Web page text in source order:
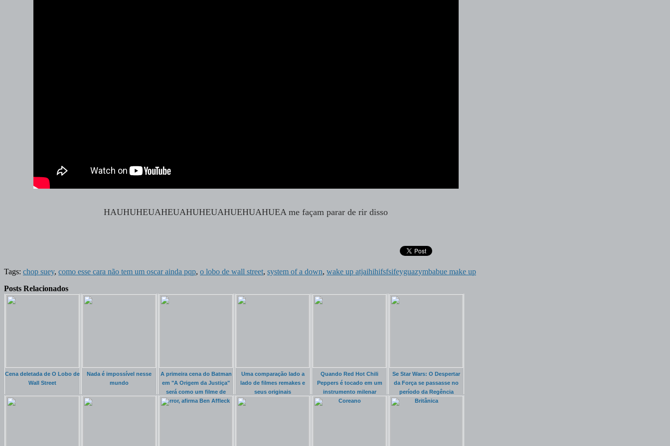
HAUHUHEUAHEUAHUHEUAHUEHUAHUEA me façam parar de rir disso
Tags: chop suey, como esse cara não tem um oscar ainda pqp, o lobo de wall street, system of a down, wake up atjaihihifsfsifeyguazymbabue make up
Posts Relacionados
Cena deletada de O Lobo de
Wall Street
Nada é impossível nesse
mundo
A primeira cena do Batman
em "A Origem da Justiça"
será como um filme de
Horror, afirma Ben Affleck
Uma comparação lado a
lado de filmes remakes e
seus originais
Quando Red Hot Chili
Peppers é tocado em um
instrumento milenar
Coreano
Se Star Wars: O Despertar
da Força se passasse no
período da Regência
Britânica